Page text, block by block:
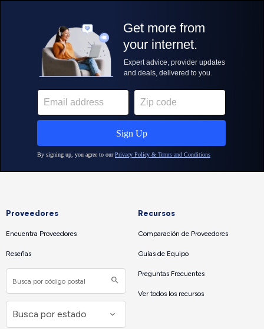
Proveedores
Encuentra Proveedores
Reseñas
Recursos
Comparación de Proveedores
Guías de Equipo
Preguntas Frecuentes
Ver todos los recursos